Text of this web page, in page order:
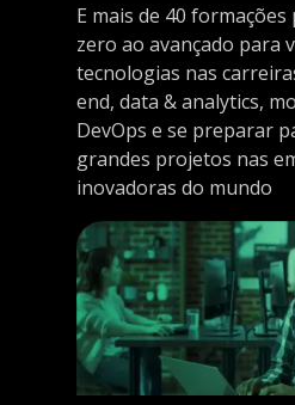
E mais de 40
zero ao avançado para
tecnologias nas
end, data & analytics,
DevOps e se preparar
grandes projetos nas
inovadoras do mundo